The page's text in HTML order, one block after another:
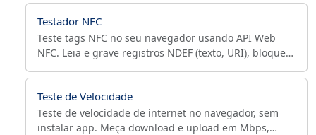
Testador NFC
Teste tags NFC no seu navegador usando API Web
NFC. Leia e grave registros NDEF (texto, URI), bloqueie
Android apenas com HTTPS.
Teste de Velocidade
Teste de velocidade de internet no navegador, sem
instalar app. Meça download e upload em Mbps,